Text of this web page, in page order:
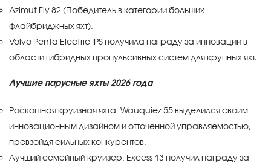
Azimut Fly 82 (Победитель в категории больших
флайбриджных яхт).
Volvo Penta Electric IPS получила награду за инновации в
области гибридных пропульсивных систем для крупных яхт.
Лучшие парусные яхты 2026 года
Роскошная круизная яхта: Wauquiez 55 выделился своим
инновационным дизайном и отточенной управляемостью,
превзойдя сильных конкурентов.
Лучший семейный круизер: Excess 13 получил награду за